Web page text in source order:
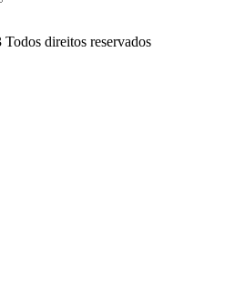
direitos reservados